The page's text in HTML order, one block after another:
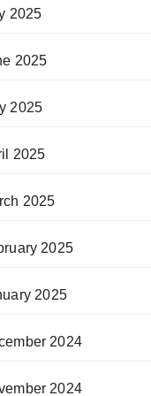
2025
2025
2025
2025
2025
2025
2025
2024
2024